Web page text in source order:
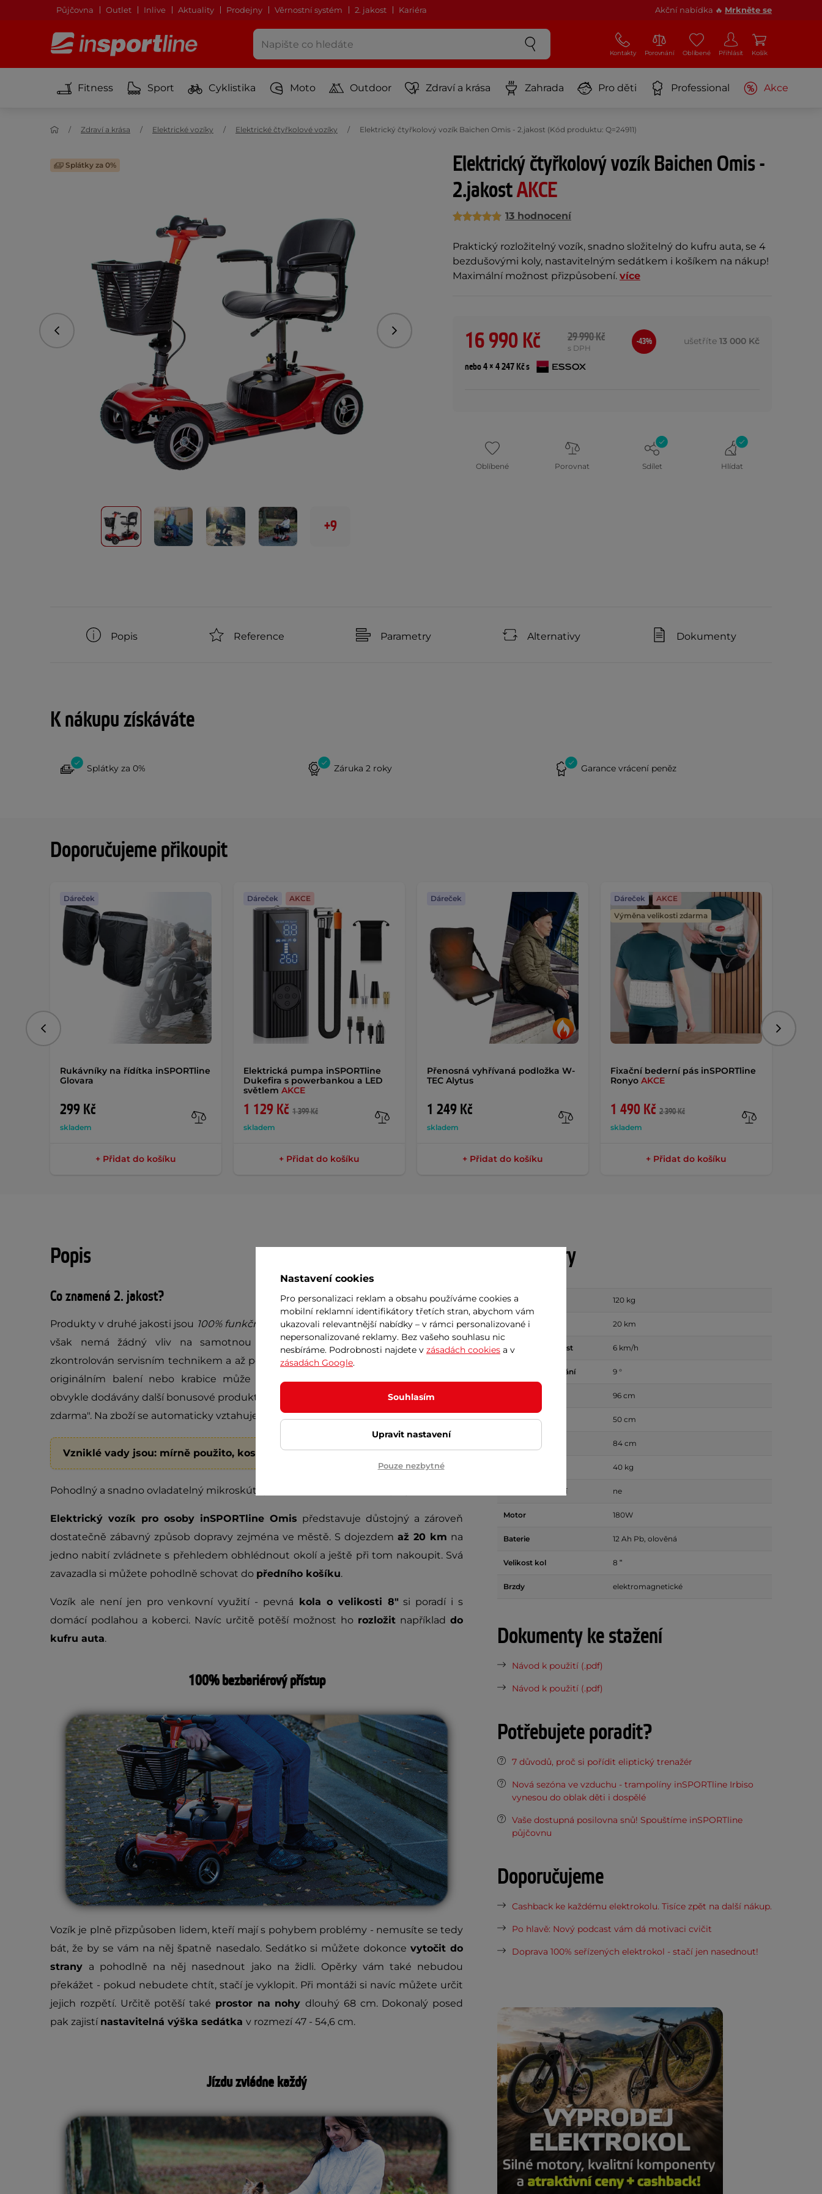
Půjčovna Outlet Inlive Aktuality Prodejny Věrnostní systém 2. jakost Kariéra Akční nabídka 🔥 Mrkněte se
Kontakty Porovnání Oblíbené Přihlásit Košík
Fitness Sport Cyklistika Moto Outdoor Zdraví a krása Zahrada Pro děti Professional Akce
Zdraví a krása Elektrické vozíky Elektrické čtyřkolové vozíky Elektrický čtyřkolový vozík Baichen Omis - 2.jakost (Kód produktu: Q=24911)
Elektrický čtyřkolový vozík Baichen Omis -
2.jakostAKCE
13 hodnocení
Praktický rozložitelný vozík, snadno složitelný do kufru auta, se 4
bezdušovými koly, nastavitelným sedátkem i košíkem na nákup!
Maximální možnost přizpůsobení. více
Splátky za 0%
Předchozí Následující
+9
16 990 Kč 29 990 Kč
s DPH
-43% ušetříte 13 000 Kč
nebo 4 × 4 247 Kč s
Oblíbené Porovnat Sdílet Hlídat
Popis Reference Parametry Alternativy Dokumenty
K nákupu získáváte
Splátky za 0% Záruka 2 roky Garance vrácení peněz
Doporučujeme přikoupit
Rukávníky na řídítka inSPORTline
Glovara
299 Kč
skladem
Dáreček
+ Přidat do košíku
Elektrická pumpa inSPORTline
Dukefira s powerbankou a LED
světlem AKCE
1 129 Kč 1 399 Kč
skladem
Dáreček AKCE
+ Přidat do košíku
Přenosná vyhřívaná podložka W-
TEC Alytus
1 249 Kč
skladem
Dáreček
+ Přidat do košíku
Fixační bederní pás inSPORTline
Ronyo AKCE
1 490 Kč 2 390 Kč
skladem
Dáreček
AKCE
Výměna velikosti zdarma
+ Přidat do košíku
Předchozí
Popis
Co znamená 2. jakost?
Produkty v druhé jakosti jsou 100% funkční
, ovšem mají určitou drobnou vadu, která
však nemá žádný vliv na samotnou funkčnost výrobku. Každý výrobek je
zkontrolován servisním technikem a až poté uvolněn k prodeji. Zboží
originálním balení nebo krabice může jevit známky otevření. Ke zboží
obvykle dodávány další bonusové produkty označené v popisu například jako "dárek
zdarma". Na zboží se automaticky vztahuje
dvouletá záruka.
Vzniklé vady jsou: mírně použito, kosmetické vady
Pohodlný a snadno ovladatelný mikroskútr pro každého, kdo se chce projet!
Elektrický vozík pro osoby inSPORTline Omis představuje důstojný a zároveň
dostatečně zábavný způsob dopravy zejména ve městě. S dojezdemaž 20 km na
jedno nabití zvládnete s přehledem obhlédnout okolí a ještě při tom nakoupit. Svá
zavazadla si můžete pohodlně schovat do předního košíku.
Vozík ale není jen pro venkovní využití - pevná kola o velikosti 8" si poradí i s
domácí podlahou a koberci. Navíc určitě potěší možnost ho rozložit napříkladdo
kufru auta.
100% bezbariérový přístup
Vozík je plně přizpůsoben lidem, kteří mají s pohybem problémy - nemusíte se tedy
bát, že by se vám na něj špatně nasedalo. Sedátko si můžete dokonce vytočit do
strany a pohodlně na něj nasednout jako na židli. Opěrky vám také nebudou
překážet - pokud nebudete chtít, stačí je vyklopit. Při montáži si navíc můžete určit
jejich rozpětí. Určitě potěší také prostor na nohy dlouhý 68 cm. Dokonalý posed
pak zajistí nastavitelná výška sedátka v rozmezí 47 - 54,6 cm.
Jízdu zvládne každý
Parametry
Nosnost 120 kg
Dojezd až 20 km
Maximální rychlost 6 km/h
Maximální stoupání 9 °
96 cm
Šířka 50 cm
84 cm
40 kg
Dálkové ovládání ne
Motor 180W
Baterie 12 Ah Pb, olověná
Velikost kol 8 ʺ
Brzdy elektromagnetické
Dokumenty ke stažení
Návod k použití (.pdf)
Návod k použití (.pdf)
Potřebujete poradit?
7 důvodů, proč si pořídit eliptický trenažér
Nová sezóna ve vzduchu - trampolíny inSPORTline Irbiso
vynesou do oblak děti i dospělé
Vaše dostupná posilovna snů! Spouštíme inSPORTline
půjčovnu
Doporučujeme
Cashback ke každému elektrokolu. Tisíce zpět na další nákup.
Po hlavě: Nový podcast vám dá motivaci cvičit
Doprava 100% seřízených elektrokol - stačí jen nasednout!
Nastavení cookies
Pro personalizaci reklam a obsahu používáme cookies a
mobilní reklamní identifikátory třetích stran, abychom vám
ukazovali relevantnější nabídky – v rámci personalizované i
nepersonalizované reklamy. Bez vašeho souhlasu nic
nesbíráme. Podrobnosti najdete v zásadách cookies a v
zásadách Google.
Souhlasím
Upravit nastavení
Pouze nezbytné